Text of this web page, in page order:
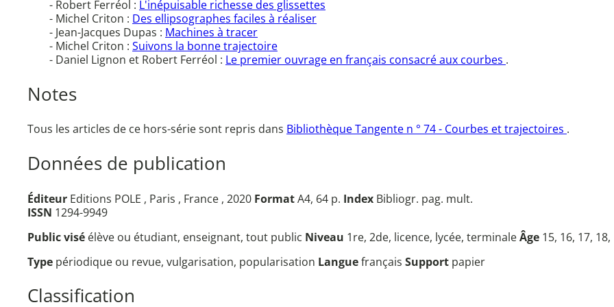
- Robert Ferréol : L'inépuisable richesse des glissettes
- Michel Criton : Des ellipsographes faciles à réaliser
- Jean-Jacques Dupas : Machines à tracer
- Michel Criton : Suivons la bonne trajectoire
- Daniel Lignon et Robert Ferréol : Le premier ouvrage en français consacré aux courbes .
Notes
Tous les articles de ce hors-série sont repris dans Bibliothèque Tangente n ° 74 - Courbes et trajectoires .
Données de publication
Éditeur Editions POLE , Paris , France , 2020 FormatA4, 64 p. Index Bibliogr. pag. mult.
ISSN 1294-9949
Public visé élève ou étudiant, enseignant, tout public Niveau 1re, 2de, licence, lycée, terminaleÂge 15, 16, 17, 18,
Type périodique ou revue, vulgarisation, popularisation Languefrançais Support papier
Classification